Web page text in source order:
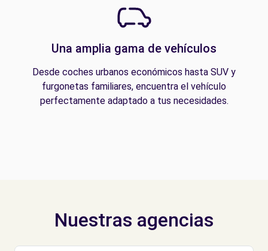
Una amplia gama de vehículos
Desde coches urbanos económicos hasta SUV y
furgonetas familiares, encuentra el vehículo
perfectamente adaptado a tus necesidades.
Nuestras agencias